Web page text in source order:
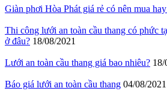
Giàn phơi Hòa Phát giá rẻ có nên mua
Thi công lưới an toàn cầu thang có phức
ở đâu? 18/08/2021
Lưới an toàn cầu thang giá bao nhiêu? 18/
Báo giá lưới an toàn cầu thang 04/08/2021